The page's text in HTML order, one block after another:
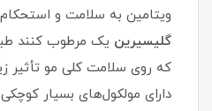
ویتامین به سلامت و
گلیسیرین یک مرطوب کنند
که روی سلامت کلی مو تأثیر
دارای مولکول‌های بسیار